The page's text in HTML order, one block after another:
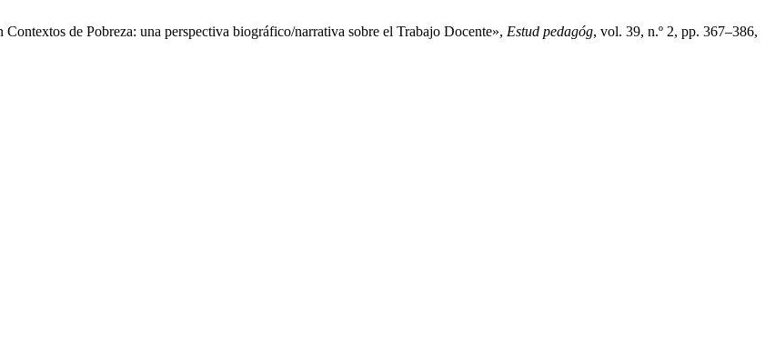
de Pobreza: una perspectiva biográfico/narrativa sobre el Trabajo Docente», Estud pedagóg, vol. 39, n.º 2, pp. 367–386,